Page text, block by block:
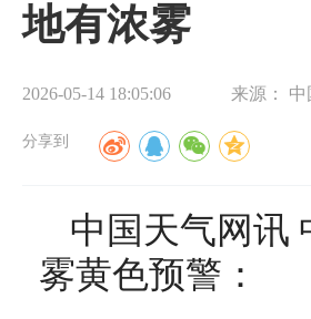
地有浓雾
2026-05-14 18:05:06 来源： 中
分享到
中国天气网讯
雾黄色预警：